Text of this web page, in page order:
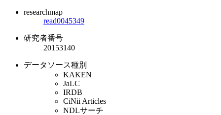
researchmap
read0045349
研究者番号
20153140
データソース種別
KAKEN
JaLC
IRDB
CiNii Articles
NDLサーチ